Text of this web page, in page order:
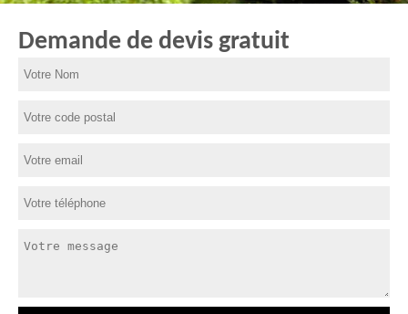
Demande de devis gratuit